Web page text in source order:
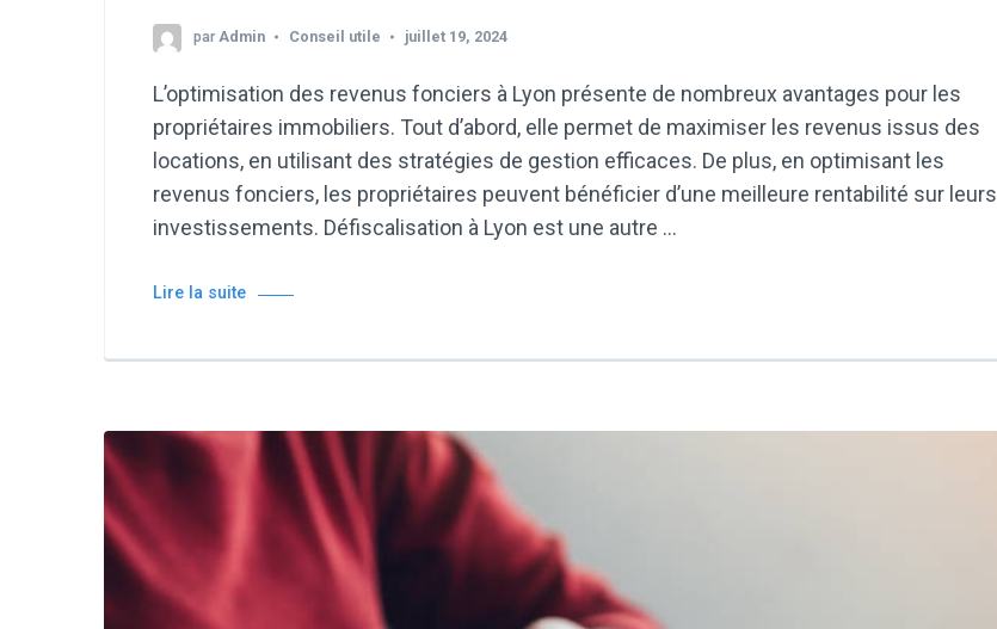
par Admin Conseil utile juillet 19, 2024
L’optimisation des revenus fonciers à Lyon présente de nombreux avantages pour les
propriétaires immobiliers. Tout d’abord, elle permet de maximiser les revenus issus des
locations, en utilisant des stratégies de gestion efficaces. De plus, en optimisant les
revenus fonciers, les propriétaires peuvent bénéficier d’une meilleure rentabilité sur leurs
investissements. Défiscalisation à Lyon est une autre …
Lire la suite